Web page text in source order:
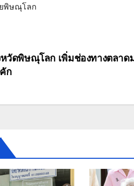
พิษณุโลก
วัดพิษณุโลก เพิ่มช่องทางตลาด
ก